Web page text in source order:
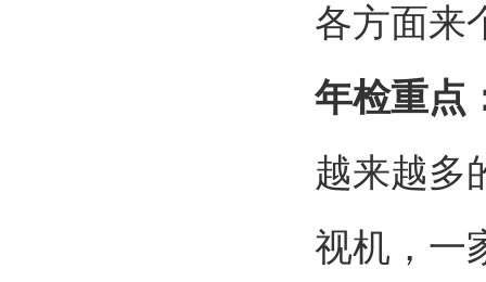
各方面来
年检重点
越来越多
视机，一